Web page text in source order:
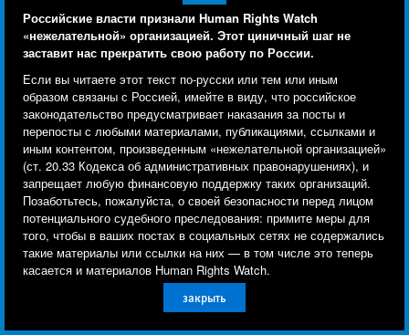
Российские власти признали Human Rights Watch
«нежелательной» организацией. Этот циничный шаг не
заставит нас прекратить свою работу по России.
Если вы читаете этот текст по-русски или тем или иным
образом связаны с Россией, имейте в виду, что российское
законодательство предусматривает наказания за посты и
перепосты с любыми материалами, публикациями, ссылками и
иным контентом, произведенным «нежелательной организацией»
(ст. 20.33 Кодекса об административных правонарушениях), и
запрещает любую финансовую поддержку таких организаций.
Позаботьтесь, пожалуйста, о своей безопасности перед лицом
потенциального судебного преследования: примите меры для
того, чтобы в ваших постах в социальных сетях не содержались
такие материалы или ссылки на них — в том числе это теперь
касается и материалов Human Rights Watch.
закрыть
Your tax deductible gift can help stop
human rights violations and save lives
around the world.
$50
$100
$250
$500
Human Rights Watch cookie preferences
Мы используем файлы cookie, технологии
отслеживания и сторонние аналитические
инструменты, чтобы лучше понять, кто посещает
сайт, и улучшить ваш опыт взаимодействия с ним.
Используя наш сайт, вы соглашаетесь с этим.
Ознакомьтесь с нашей политикой
конфиденциальности,чтобы узнать, для чего
используются файлы cookie и как изменить ваши
настройки.